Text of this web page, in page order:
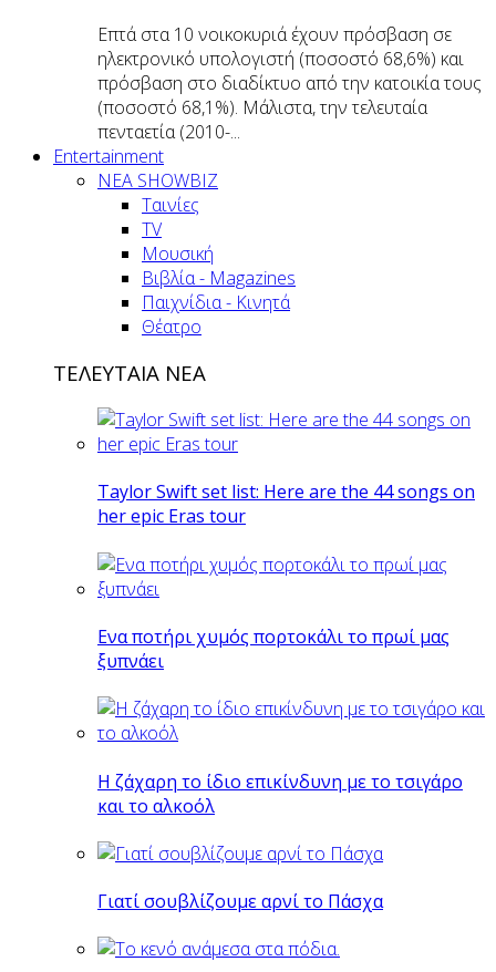
Επτά στα 10 νοικοκυριά έχουν πρόσβαση σε
ηλεκτρονικό υπολογιστή (ποσοστό 68,6%) και
πρόσβαση στο διαδίκτυο από την κατοικία τους
(ποσοστό 68,1%). Μάλιστα, την τελευταία
πενταετία (2010-...
Entertainment
ΝΕΑ SHOWBIZ
Ταινίες
TV
Μουσική
Βιβλία - Magazines
Παιχνίδια - Κινητά
Θέατρο
ΤΕΛΕΥΤΑΙΑ ΝΕΑ
Taylor Swift set list: Here are the 44 songs on
her epic Eras tour
Eνα ποτήρι χυμός πορτοκάλι το πρωί μας
ξυπνάει
Η ζάχαρη το ίδιο επικίνδυνη με το τσιγάρο
και το αλκοόλ
Γιατί σουβλίζουμε αρνί το Πάσχα